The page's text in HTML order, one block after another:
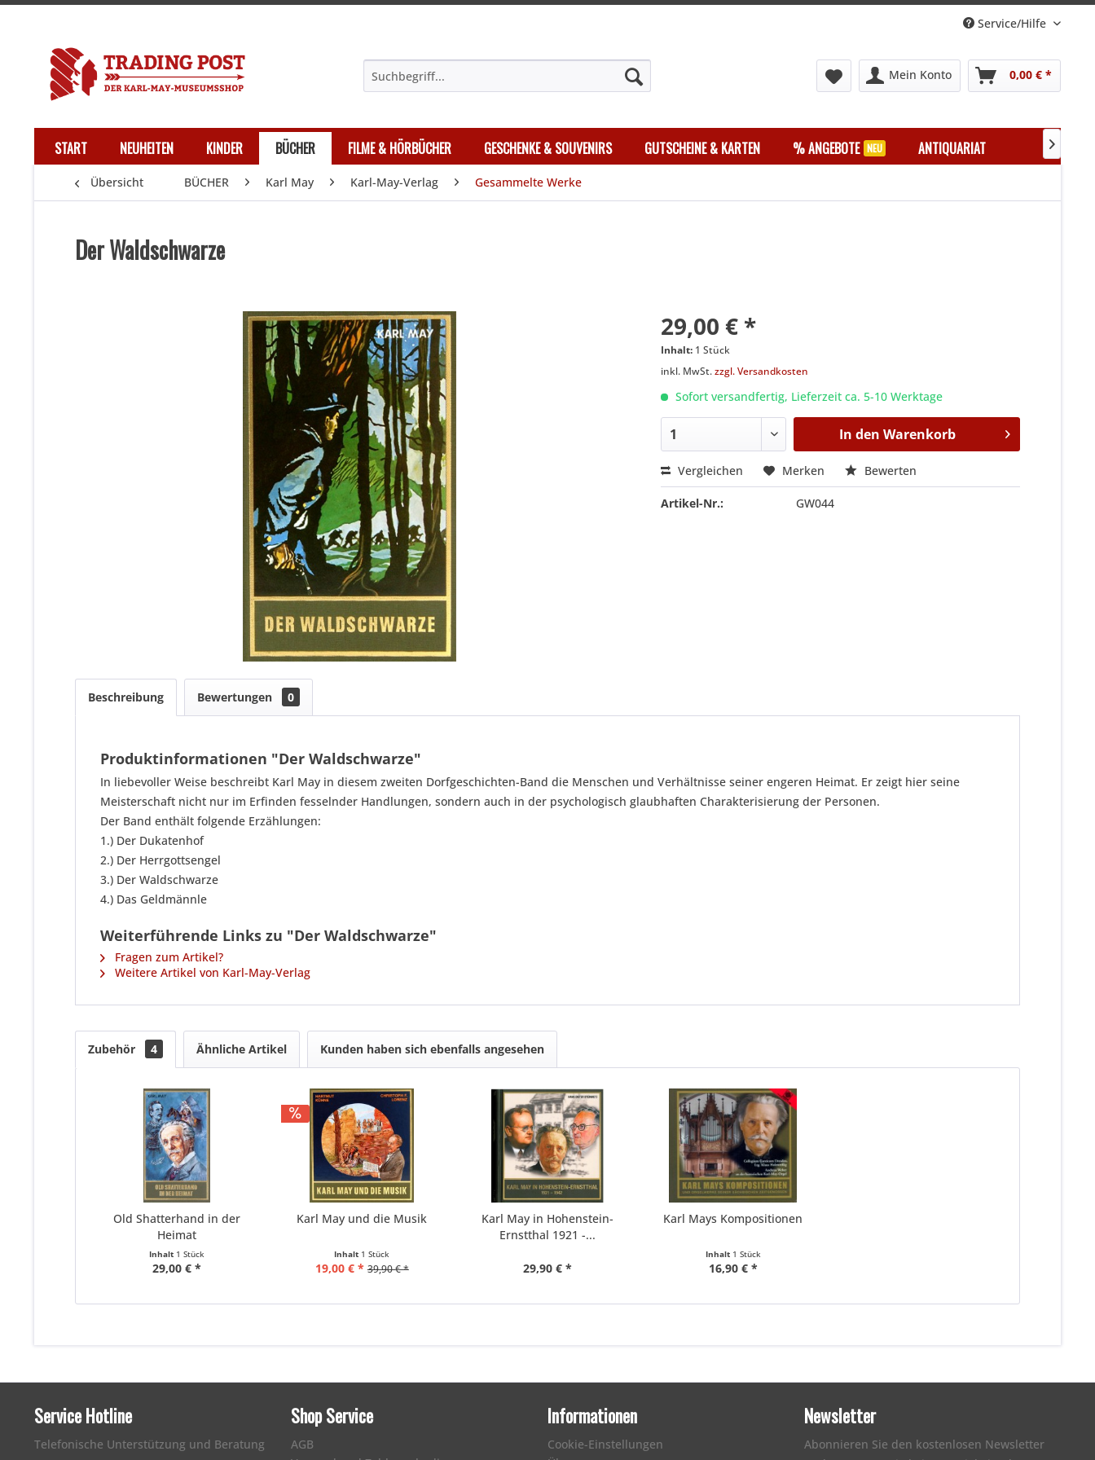
Service/Hilfe
Mein Konto 0,00 € *
START NEUHEITEN KINDER BÜCHER FILME & HÖRBÜCHER GESCHENKE & SOUVENIRS GUTSCHEINE & KARTEN % ANGEBOTE ANTIQUARIAT 
Übersicht BÜCHER Karl May Karl-May-Verlag Gesammelte Werke
Der Waldschwarze
29,00 € *
Inhalt: 1 Stück
inkl. MwSt.zzgl. Versandkosten
Sofort versandfertig, Lieferzeit ca. 5-10 Werktage
In den Warenkorb
Vergleichen Merken Bewerten
Artikel-Nr.: GW044
Beschreibung Bewertungen 0
Produktinformationen "Der Waldschwarze"
In liebevoller Weise beschreibt Karl May in diesem zweiten Dorfgeschichten-Band die Menschen und Verhältnisse seiner engeren Heimat. Er zeigt hier seine
Meisterschaft nicht nur im Erfinden fesselnder Handlungen, sondern auch in der psychologisch glaubhaften Charakterisierung der Personen.
Der Band enthält folgende Erzählungen:
1.) Der Dukatenhof
2.) Der Herrgottsengel
3.) Der Waldschwarze
4.) Das Geldmännle
Weiterführende Links zu "Der Waldschwarze"
Fragen zum Artikel?
Weitere Artikel von Karl-May-Verlag
Zubehör 4 Ähnliche Artikel Kunden haben sich ebenfalls angesehen
Old Shatterhand in der
Heimat
Inhalt 1 Stück
29,00 € *
Karl May und die Musik
Inhalt 1 Stück
19,00 € * 39,90 € *
Karl May in Hohenstein-
Ernstthal 1921 -...
29,90 € *
Karl Mays Kompositionen
Inhalt 1 Stück
16,90 € *
Service Hotline
Telefonische Unterstützung und Beratung
Shop Service
AGB
Informationen
Cookie-Einstellungen
Newsletter
Abonnieren Sie den kostenlosen Newsletter